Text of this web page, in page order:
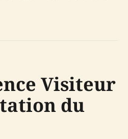
Visiteur
du